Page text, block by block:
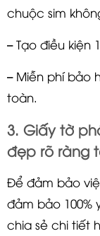
chuộc sim
– Tạo điều kiện
– Miễn phí bảo
toàn.
3. Giấy tờ
đẹp rõ ràng
Để đảm bảo
đảm bảo 100%
chia sẻ chi tiết